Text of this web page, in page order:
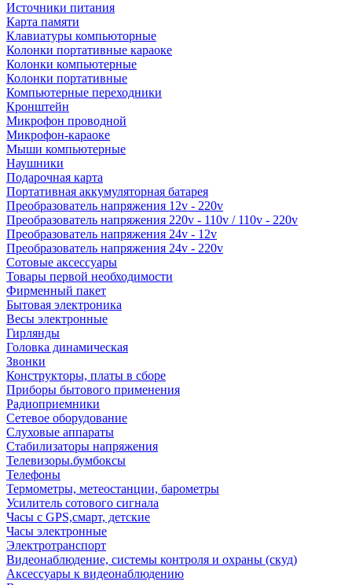
Источники питания
Карта памяти
Клавиатуры компьюторные
Колонки портативные караоке
Колонки компьютерные
Колонки портативные
Компьютерные переходники
Кронштейн
Микрофон проводной
Микрофон-караоке
Мыши компьютерные
Наушники
Подарочная карта
Портативная аккумуляторная батарея
Преобразователь напряжения 12v - 220v
Преобразователь напряжения 220v - 110v / 110v - 220v
Преобразователь напряжения 24v - 12v
Преобразователь напряжения 24v - 220v
Сотовые аксессуары
Товары первой необходимости
Фирменный пакет
Бытовая электроника
Весы электронные
Гирлянды
Головка динамическая
Звонки
Конструкторы, платы в сборе
Приборы бытового применения
Радиоприемники
Сетевое оборудование
Слуховые аппараты
Стабилизаторы напряжения
Телевизоры.бумбоксы
Телефоны
Термометры, метеостанции, барометры
Усилитель сотового сигнала
Часы с GPS,смарт, детские
Часы электронные
Электротранспорт
Видеонаблюдение, системы контроля и охраны (скуд)
Аксессуары к видеонаблюдению